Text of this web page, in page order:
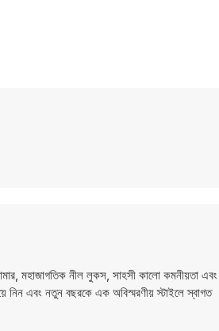
মহাজাগতিক নীল লুকস, সাহসী কালো কমনীয়তা এবং
নিন এবং নতুন বছরকে এক অবিস্মরণীয় স্টাইলে স্বাগত